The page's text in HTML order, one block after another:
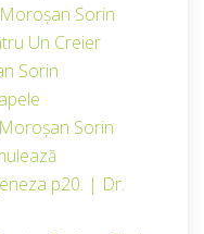
Sorin
Un Creier
Sorin
Sorin
p20. | Dr.